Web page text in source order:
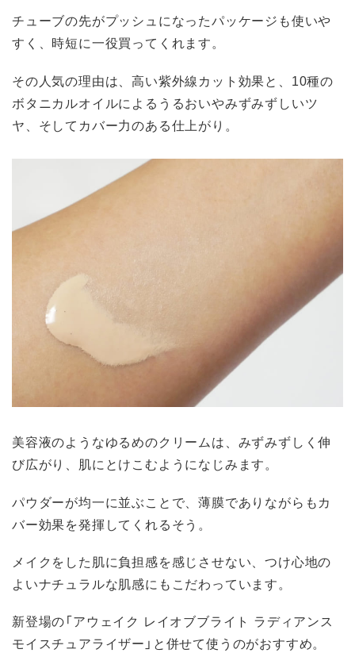
チューブの先がプッシュになったパッケージも使いや
すく、時短に一役買ってくれます。
その人気の理由は、高い紫外線カット効果と、10種の
ボタニカルオイルによるうるおいやみずみずしいツ
ヤ、そしてカバー力のある仕上がり。
美容液のようなゆるめのクリームは、みずみずしく伸
び広がり、肌にとけこむようになじみます。
パウダーが均一に並ぶことで、薄膜でありながらもカ
バー効果を発揮してくれるそう。
メイクをした肌に負担感を感じさせない、つけ心地の
よいナチュラルな肌感にもこだわっています。
新登場の「アウェイク レイオブブライト ラディアンス
モイスチュアライザー」と併せて使うのがおすすめ。